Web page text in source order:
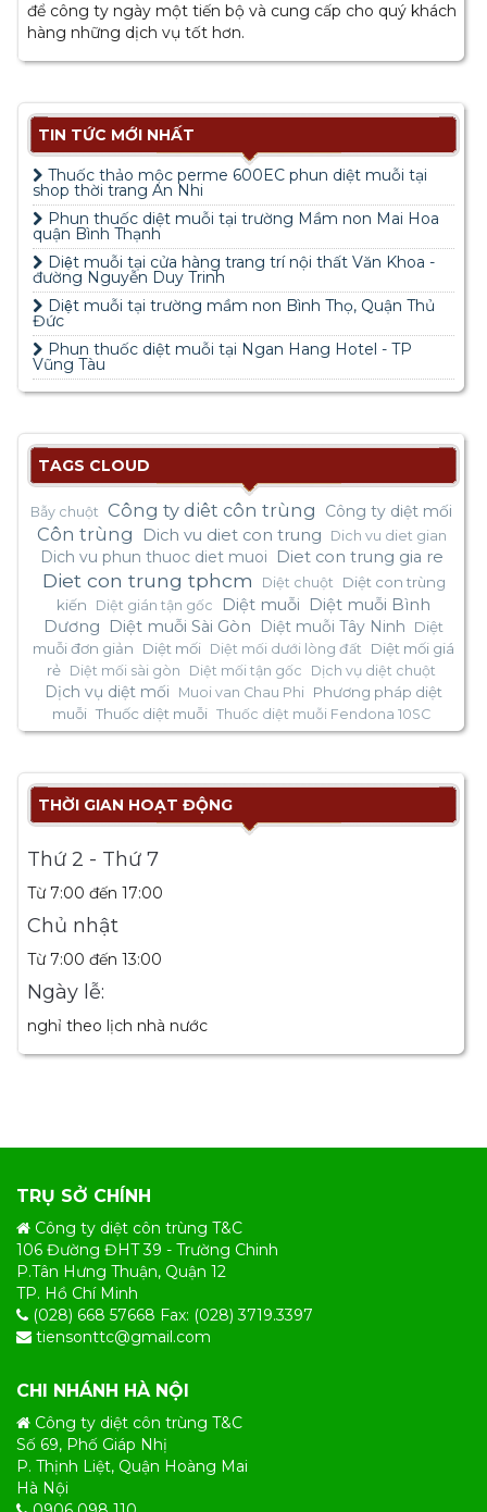
để công ty ngày một tiến bộ và cung cấp cho quý khách
hàng những dịch vụ tốt hơn.
TIN TỨC MỚI NHẤT
Thuốc thảo mộc perme 600EC phun diệt muỗi tại
shop thời trang An Nhi
Phun thuốc diệt muỗi tại trường Mầm non Mai Hoa
quận Bình Thạnh
Diệt muỗi tại cửa hàng trang trí nội thất Văn Khoa -
đường Nguyễn Duy Trinh
Diệt muỗi tại trường mầm non Bình Thọ, Quận Thủ
Đức
Phun thuốc diệt muỗi tại Ngan Hang Hotel - TP
Vũng Tàu
TAGS CLOUD
Bẫy chuột Công ty diêt côn trùng Công ty diệt mối
Côn trùng Dich vu diet con trung Dich vu diet gian
Dich vu phun thuoc diet muoi Diet con trung gia re
Diet con trung tphcm Diệt chuột
Diệt con trùng
kiến
Diệt gián tận gốc Diệt muỗi
Diệt muỗi Bình
Dương
Diệt muỗi Sài Gòn Diệt muỗi Tây Ninh
Diệt
muỗi đơn giản
Diệt mối Diệt mối dưới lòng đất
Diệt mối giá
rẻ Diệt mối sài gòn Diệt mối tận gốc Dịch vụ diệt chuột
Dịch vụ diệt mối Muoi van Chau Phi
Phương pháp diệt
muỗi Thuốc diệt muỗi Thuốc diệt muỗi Fendona 10SC
THỜI GIAN HOẠT ĐỘNG
Thứ 2 - Thứ 7
Từ 7:00 đến 17:00
Chủ nhật
Từ 7:00 đến 13:00
Ngày lễ:
nghỉ theo lịch nhà nước
TRỤ SỞ CHÍNH
Công ty diệt côn trùng T&C
106 Đường ĐHT 39 - Trường Chinh
P.Tân Hưng Thuận, Quận 12
TP. Hồ Chí Minh
(028) 668 57668 Fax: (028) 3719.3397
tiensonttc@gmail.com
CHI NHÁNH HÀ NỘI
Công ty diệt côn trùng T&C
Số 69, Phố Giáp Nhị
P. Thịnh Liệt, Quận Hoàng Mai
Hà Nội